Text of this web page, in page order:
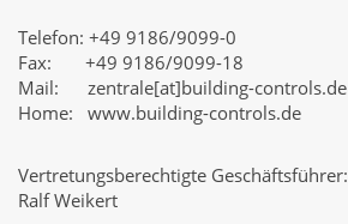
Telefon: +49 9186/9099-0
Fax: +49 9186/9099-18
Mail: zentrale[at]building-controls.de
Home: www.building-controls.de
Vertretungsberechtigte Geschäftsführer:
Ralf Weikert